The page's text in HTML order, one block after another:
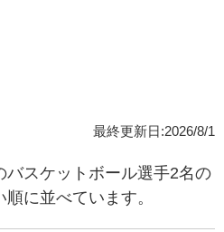
最終更新日:2026/8/1
バスケットボール選手2名の
に並べています。